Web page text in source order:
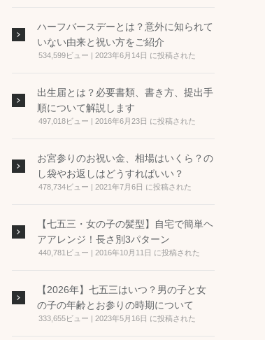
ハーフバースデーとは？意外に知られて
いない由来と祝い方をご紹介
534,599ビュー | 2023年6月14日 に投稿された
出生届とは？必要書類、書き方、提出手
順について解説します
497,018ビュー | 2016年6月23日 に投稿された
お宮参りのお祝い金、相場はいくら？の
し袋やお返しはどうすればいい？
478,734ビュー | 2021年7月6日 に投稿された
【七五三・女の子の髪型】自宅で簡単ヘ
アアレンジ！長さ別3パターン
440,781ビュー | 2016年10月11日 に投稿された
【2026年】七五三はいつ？男の子と女
の子の年齢とお参りの時期について
333,655ビュー | 2023年5月16日 に投稿された